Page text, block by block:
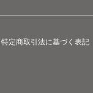
特定商取引法に基づく表記